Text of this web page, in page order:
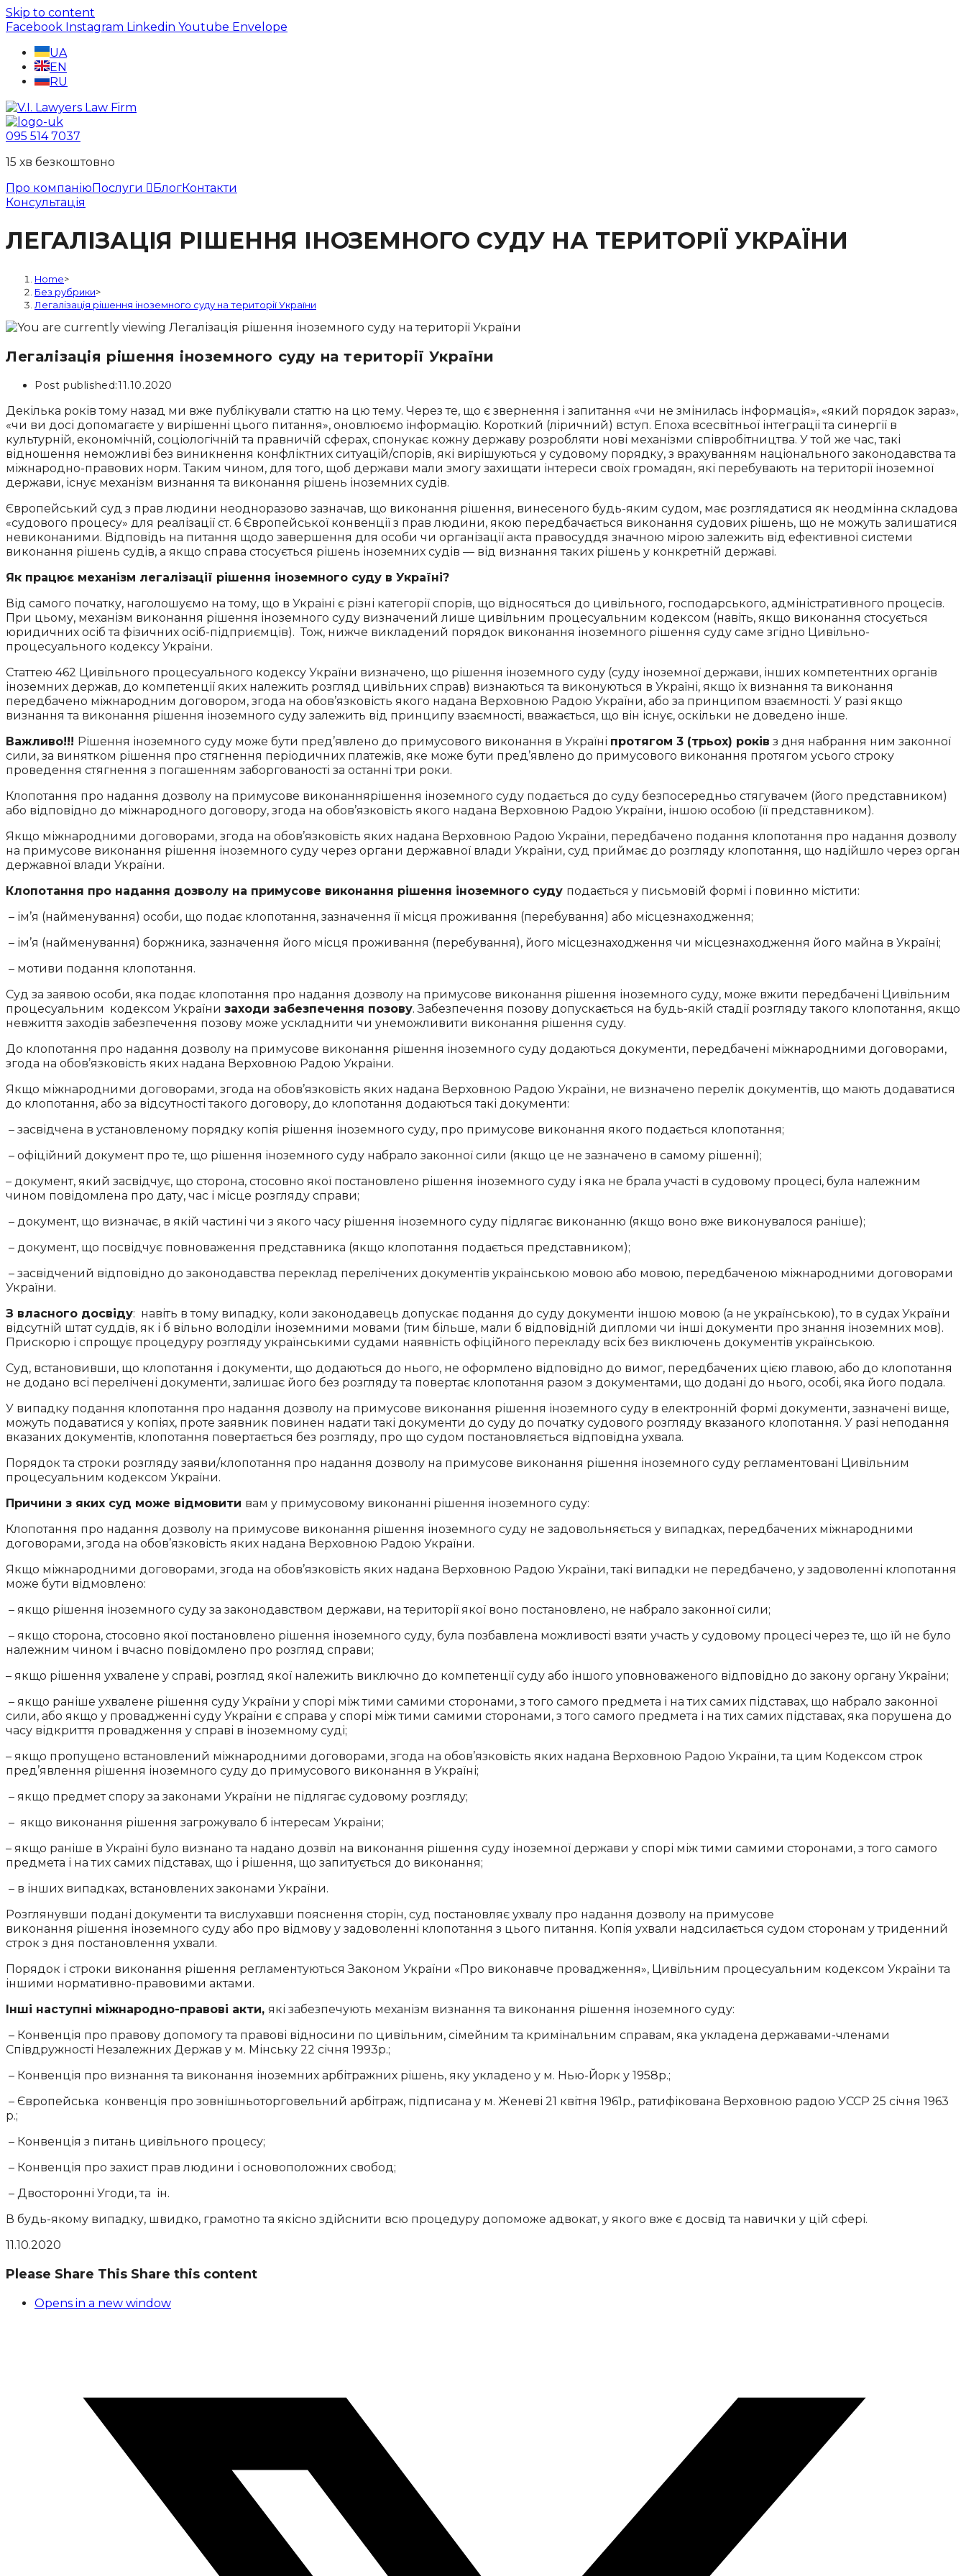
Skip to content
Facebook Instagram Linkedin Youtube Envelope
UA
EN
RU
095 514 7037
15 хв безкоштовно
Про компаніюПослуги БлогКонтакти
Консультація
ЛЕГАЛІЗАЦІЯ РІШЕННЯ ІНОЗЕМНОГО СУДУ НА ТЕРИТОРІЇ УКРАЇНИ
Home>
Без рубрики>
Легалізація рішення іноземного суду на території України
Легалізація рішення іноземного суду на території України
Post published:11.10.2020
Декілька років тому назад ми вже публікували статтю на цю тему. Через те, що є звернення і запитання «чи не змінилась інформація», «який порядок зараз»,
«чи ви досі допомагаєте у вирішенні цього питання», оновлюємо інформацію. Короткий (ліричний) вступ. Епоха всесвітньої інтеграції та синергії в
культурній, економічній, соціологічній та правничій сферах, спонукає кожну державу розробляти нові механізми співробітництва. У той же час, такі
відношення неможливі без виникнення конфліктних ситуацій/спорів, які вирішуються у судовому порядку, з врахуванням національного законодавства та
міжнародно-правових норм. Таким чином, для того, щоб держави мали змогу захищати інтереси своїх громадян, які перебувають на території іноземної
держави, існує механізм визнання та виконання рішень іноземних судів.
Європейський суд з прав людини неодноразово зазначав, що виконання рішення, винесеного будь-яким судом, має розглядатися як неодмінна складова
«судового процесу» для реалізації ст. 6 Європейської конвенції з прав людини, якою передбачається виконання судових рішень, що не можуть залишатися
невиконаними. Відповідь на питання щодо завершення для особи чи організації акта правосуддя значною мірою залежить від ефективної системи
виконання рішень судів, а якщо справа стосується рішень іноземних судів — від визнання таких рішень у конкретній державі.
Як працює механізм легалізації рішення іноземного суду в Україні?
Від самого початку, наголошуємо на тому, що в Україні є різні категорії спорів, що відносяться до цивільного, господарського, адміністративного процесів.
При цьому, механізм виконання рішення іноземного суду визначений лише цивільним процесуальним кодексом (навіть, якщо виконання стосується
юридичних осіб та фізичних осіб-підприємців). Тож, нижче викладений порядок виконання іноземного рішення суду саме згідно Цивільно-
процесуального кодексу України.
Статтею 462 Цивільного процесуального кодексу України визначено, що рішення іноземного суду (суду іноземної держави, інших компетентних органів
іноземних держав, до компетенції яких належить розгляд цивільних справ) визнаються та виконуються в Україні, якщо їх визнання та виконання
передбачено міжнародним договором, згода на обов’язковість якого надана Верховною Радою України, або за принципом взаємності. У разі якщо
визнання та виконання рішення іноземного суду залежить від принципу взаємності, вважається, що він існує, оскільки не доведено інше.
Важливо!!! Рішення іноземного суду може бути пред’явлено до примусового виконання в Україні протягом 3 (трьох) років з дня набрання ним законної
сили, за винятком рішення про стягнення періодичних платежів, яке може бути пред’явлено до примусового виконання протягом усього строку
проведення стягнення з погашенням заборгованості за останні три роки.
Клопотання про надання дозволу на примусове виконаннярішення іноземного суду подається до суду безпосередньо стягувачем (його представником)
або відповідно до міжнародного договору, згода на обов’язковість якого надана Верховною Радою України, іншою особою (її представником).
Якщо міжнародними договорами, згода на обов’язковість яких надана Верховною Радою України, передбачено подання клопотання про надання дозволу
на примусове виконання рішення іноземного суду через органи державної влади України, суд приймає до розгляду клопотання, що надійшло через орган
державної влади України.
Клопотання про надання дозволу на примусове виконання рішення іноземного суду подається у письмовій формі і повинно містити:
– ім’я (найменування) особи, що подає клопотання, зазначення її місця проживання (перебування) або місцезнаходження;
– ім’я (найменування) боржника, зазначення його місця проживання (перебування), його місцезнаходження чи місцезнаходження його майна в Україні;
– мотиви подання клопотання.
Суд за заявою особи, яка подає клопотання про надання дозволу на примусове виконання рішення іноземного суду, може вжити передбачені Цивільним
процесуальним кодексом України заходи забезпечення позову. Забезпечення позову допускається на будь-якій стадії розгляду такого клопотання, якщо
невжиття заходів забезпечення позову може ускладнити чи унеможливити виконання рішення суду.
До клопотання про надання дозволу на примусове виконання рішення іноземного суду додаються документи, передбачені міжнародними договорами,
згода на обов’язковість яких надана Верховною Радою України.
Якщо міжнародними договорами, згода на обов’язковість яких надана Верховною Радою України, не визначено перелік документів, що мають додаватися
до клопотання, або за відсутності такого договору, до клопотання додаються такі документи:
– засвідчена в установленому порядку копія рішення іноземного суду, про примусове виконання якого подається клопотання;
– офіційний документ про те, що рішення іноземного суду набрало законної сили (якщо це не зазначено в самому рішенні);
– документ, який засвідчує, що сторона, стосовно якої постановлено рішення іноземного суду і яка не брала участі в судовому процесі, була належним
чином повідомлена про дату, час і місце розгляду справи;
– документ, що визначає, в якій частині чи з якого часу рішення іноземного суду підлягає виконанню (якщо воно вже виконувалося раніше);
– документ, що посвідчує повноваження представника (якщо клопотання подається представником);
– засвідчений відповідно до законодавства переклад перелічених документів українською мовою або мовою, передбаченою міжнародними договорами
України.
З власного досвіду: навіть в тому випадку, коли законодавець допускає подання до суду документи іншою мовою (а не українською), то в судах України
відсутній штат суддів, як і б вільно володіли іноземними мовами (тим більше, мали б відповідній дипломи чи інші документи про знання іноземних мов).
Прискорю і спрощує процедуру розгляду українськими судами наявність офіційного перекладу всіх без виключень документів українською.
Суд, встановивши, що клопотання і документи, що додаються до нього, не оформлено відповідно до вимог, передбачених цією главою, або до клопотання
не додано всі перелічені документи, залишає його без розгляду та повертає клопотання разом з документами, що додані до нього, особі, яка його подала.
У випадку подання клопотання про надання дозволу на примусове виконання рішення іноземного суду в електронній формі документи, зазначені вище,
можуть подаватися у копіях, проте заявник повинен надати такі документи до суду до початку судового розгляду вказаного клопотання. У разі неподання
вказаних документів, клопотання повертається без розгляду, про що судом постановляється відповідна ухвала.
Порядок та строки розгляду заяви/клопотання про надання дозволу на примусове виконання рішення іноземного суду регламентовані Цивільним
процесуальним кодексом України.
Причини з яких суд може відмовити вам у примусовому виконанні рішення іноземного суду:
Клопотання про надання дозволу на примусове виконання рішення іноземного суду не задовольняється у випадках, передбачених міжнародними
договорами, згода на обов’язковість яких надана Верховною Радою України.
Якщо міжнародними договорами, згода на обов’язковість яких надана Верховною Радою України, такі випадки не передбачено, у задоволенні клопотання
може бути відмовлено:
– якщо рішення іноземного суду за законодавством держави, на території якої воно постановлено, не набрало законної сили;
– якщо сторона, стосовно якої постановлено рішення іноземного суду, була позбавлена можливості взяти участь у судовому процесі через те, що їй не було
належним чином і вчасно повідомлено про розгляд справи;
– якщо рішення ухвалене у справі, розгляд якої належить виключно до компетенції суду або іншого уповноваженого відповідно до закону органу України;
– якщо раніше ухвалене рішення суду України у спорі між тими самими сторонами, з того самого предмета і на тих самих підставах, що набрало законної
сили, або якщо у провадженні суду України є справа у спорі між тими самими сторонами, з того самого предмета і на тих самих підставах, яка порушена до
часу відкриття провадження у справі в іноземному суді;
– якщо пропущено встановлений міжнародними договорами, згода на обов’язковість яких надана Верховною Радою України, та цим Кодексом строк
пред’явлення рішення іноземного суду до примусового виконання в Україні;
– якщо предмет спору за законами України не підлягає судовому розгляду;
– якщо виконання рішення загрожувало б інтересам України;
– якщо раніше в Україні було визнано та надано дозвіл на виконання рішення суду іноземної держави у спорі між тими самими сторонами, з того самого
предмета і на тих самих підставах, що і рішення, що запитується до виконання;
– в інших випадках, встановлених законами України.
Розглянувши подані документи та вислухавши пояснення сторін, суд постановляє ухвалу про надання дозволу на примусове
виконання рішення іноземного суду або про відмову у задоволенні клопотання з цього питання. Копія ухвали надсилається судом сторонам у триденний
строк з дня постановлення ухвали.
Порядок і строки виконання рішення регламентуються Законом України «Про виконавче провадження», Цивільним процесуальним кодексом України та
іншими нормативно-правовими актами.
Інші наступні міжнародно-правові акти, які забезпечують механізм визнання та виконання рішення іноземного суду:
– Конвенція про правову допомогу та правові відносини по цивільним, сімейним та кримінальним справам, яка укладена державами-членами
Співдружності Незалежних Держав у м. Мінську 22 січня 1993р.;
– Конвенція про визнання та виконання іноземних арбітражних рішень, яку укладено у м. Нью-Йорк у 1958р.;
– Європейська конвенція про зовнішньоторговельний арбітраж, підписана у м. Женеві 21 квітня 1961р., ратифікована Верховною радою УССР 25 січня 1963
р.;
– Конвенція з питань цивільного процесу;
– Конвенція про захист прав людини і основоположних свобод;
– Двосторонні Угоди, та ін.
В будь-якому випадку, швидко, грамотно та якісно здійснити всю процедуру допоможе адвокат, у якого вже є досвід та навички у цій сфері.
11.10.2020
Please Share This Share this content
Opens in a new window